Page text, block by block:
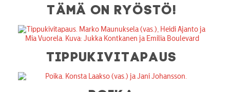
TÄMÄ ON RYÖSTÖ!
TIPPUKIVITAPAUS